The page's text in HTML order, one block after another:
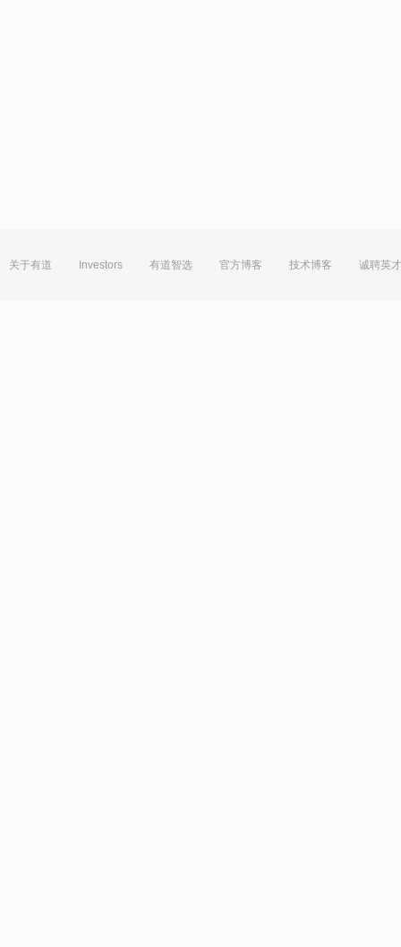
关于有道 Investors 有道智选 官方博客 技术博客 诚聘英才